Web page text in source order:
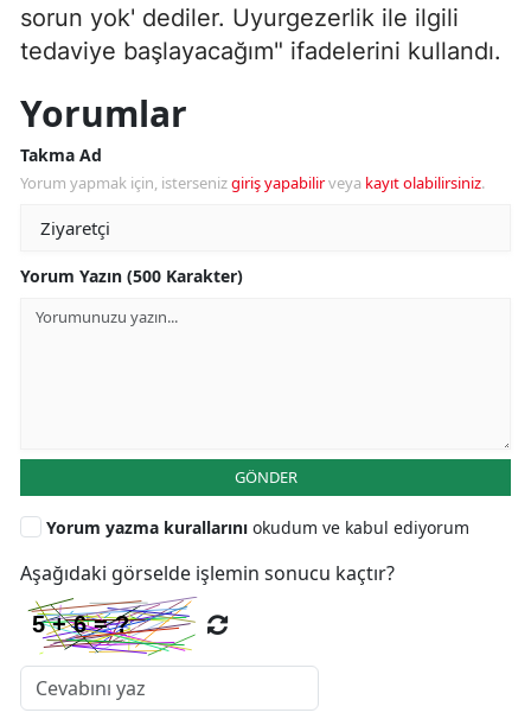
sorun yok' dediler. Uyurgezerlik ile ilgili
tedaviye başlayacağım" ifadelerini kullandı.
Yorumlar
Takma Ad
Yorum yapmak için, istersenizgiriş yapabilirveya kayıt olabilirsiniz.
Yorum Yazın (500 Karakter)
GÖNDER
Yorum yazma kurallarını okudum ve kabul ediyorum
Aşağıdaki görselde işlemin sonucu kaçtır?